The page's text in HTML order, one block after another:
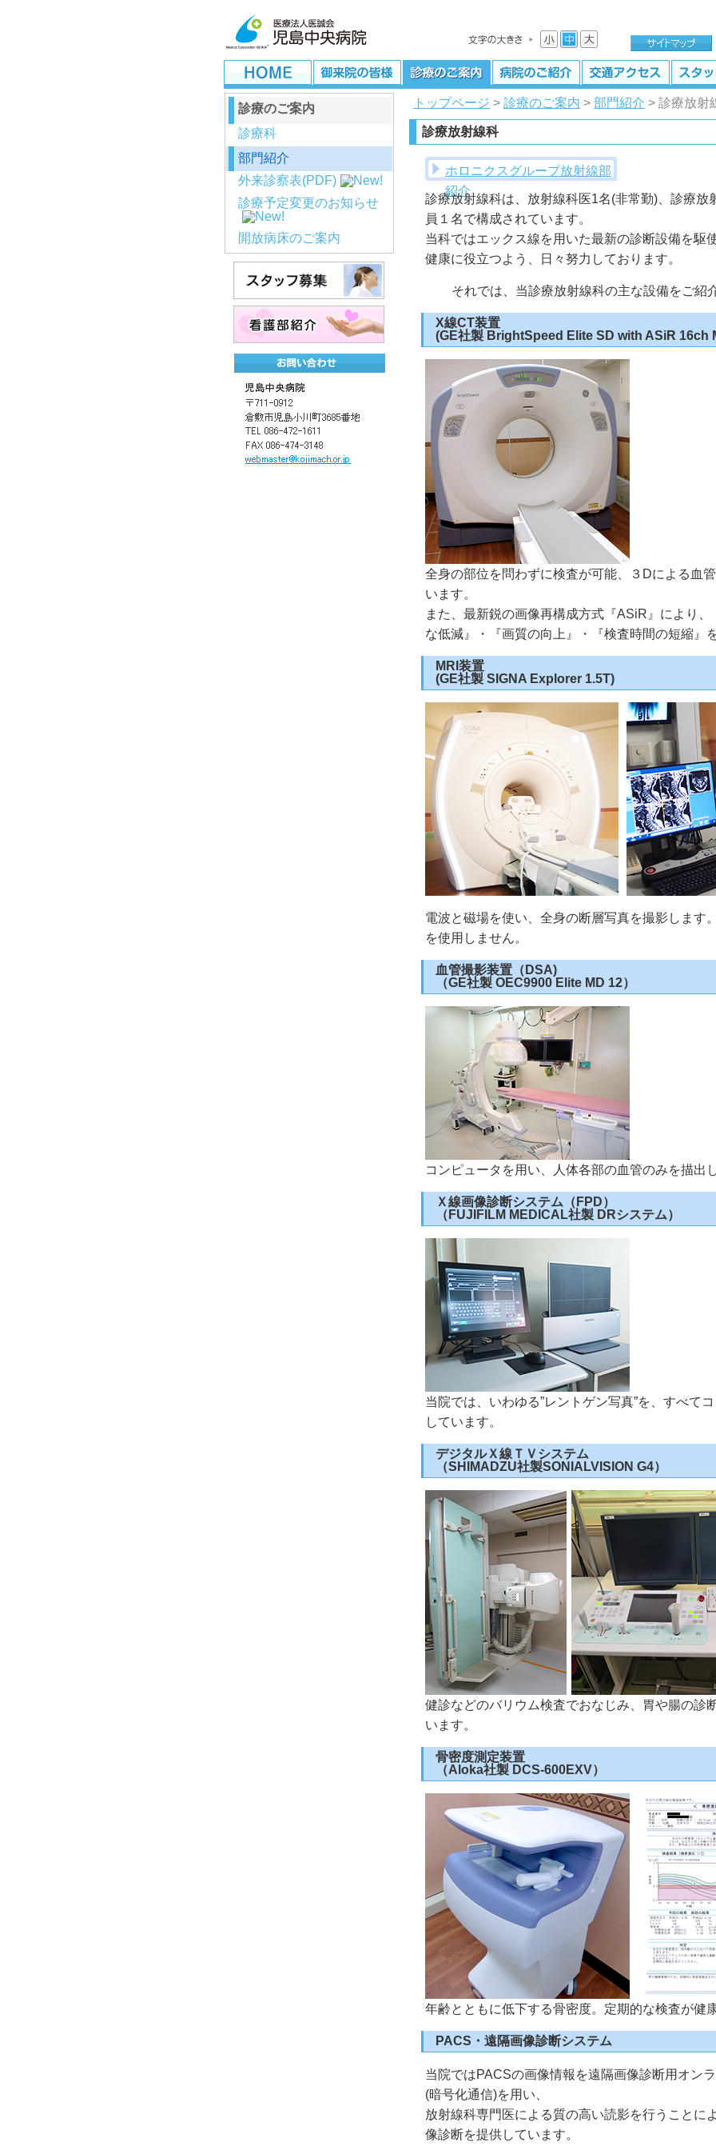
トップページ > 診療のご案内 > 部門紹介 > 診療放射
診療放射線科
ホロニクスグループ放射線部
紹介
診療放射線科は、放射線科医1名(非常勤)、診療放
員１名で構成されています。
当科ではエックス線を用いた最新の診断設備を駆
健康に役立つよう、日々努力しております。
それでは、当診療放射線科の主な設備をご紹
X線CT装置
(GE社製 BrightSpeed Elite SD with ASiR 16ch
全身の部位を問わずに検査が可能、３Dによる血
います。
また、最新鋭の画像再構成方式『ASiR』により、
な低減』・『画質の向上』・『検査時間の短縮』
MRI装置
(GE社製 SIGNA Explorer 1.5T)
電波と磁場を使い、全身の断層写真を撮影します
を使用しません。
血管撮影装置（DSA)
（GE社製 OEC9900 Elite MD 12）
コンピュータを用い、人体各部の血管のみを描出
Ｘ線画像診断システム（FPD）
（FUJIFILM MEDICAL社製 DRシステム）
当院では、いわゆる”レントゲン写真”を、すべて
しています。
デジタルＸ線ＴＶシステム
（SHIMADZU社製SONIALVISION G4）
健診などのバリウム検査でおなじみ、胃や腸の診
います。
骨密度測定装置
（Aloka社製 DCS-600EXV）
年齢とともに低下する骨密度。定期的な検査が健
PACS・遠隔画像診断システム
当院ではPACSの画像情報を遠隔画像診断用オン
(暗号化通信)を用い、
放射線科専門医による質の高い読影を行うことに
像診断を提供しています。
診療のご案内
診療科
部門紹介
外来診察表(PDF)
診療予定変更のお知らせ
開放病床のご案内